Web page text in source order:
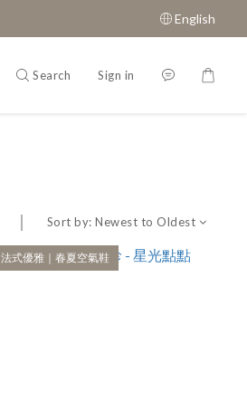
English
Search Sign in
Sort by: Newest to Oldest
法式優雅｜春夏空氣鞋